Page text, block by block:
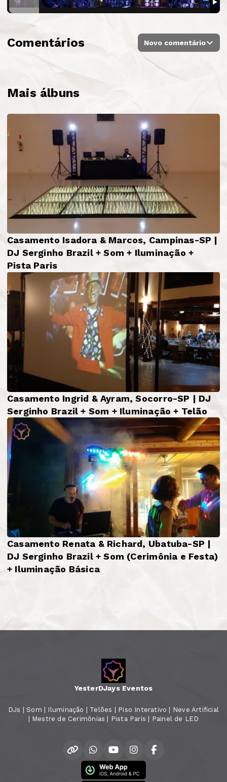
Mais álbuns
Casamento Isadora & Marcos, Campinas-SP |
DJ Serginho Brazil + Som + Iluminação +
Pista Paris
Casamento Ingrid & Ayram, Socorro-SP | DJ
Serginho Brazil + Som + Iluminação + Telão
Casamento Renata & Richard, Ubatuba-SP |
DJ Serginho Brazil + Som (Cerimônia e Festa)
+ Iluminação Básica
Comentários Novo comentário
YesterDJays Eventos
DJs | Som | Iluminação | Telões | Piso Interativo | Neve Artificial
| Mestre de Cerimônias | Pista Paris | Painel de LED